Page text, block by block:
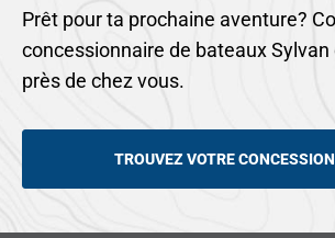
Prêt pour ta prochaine aventure?
concessionnaire de bateaux
près de chez vous.
TROUVEZ VOTRE